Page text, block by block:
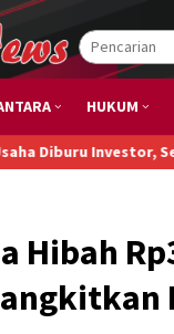
HUKUM
Investor, Semester
Hibah